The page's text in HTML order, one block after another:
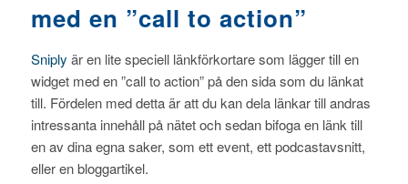
med en ”call to action”
Sniply är en lite speciell länkförkortare som lägger till en
widget med en ”call to action” på den sida som du länkat
till. Fördelen med detta är att du kan dela länkar till andras
intressanta innehåll på nätet och sedan bifoga en länk till
en av dina egna saker, som ett event, ett podcastavsnitt,
eller en bloggartikel.